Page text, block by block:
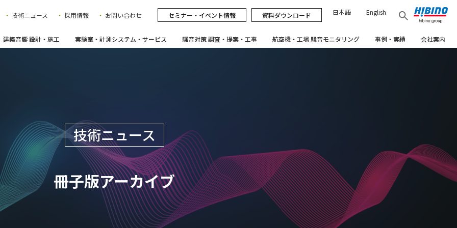
技術ニュース 採用情報 お問い合わせ セミナー・イベント情報 資料ダウンロード 日本語 English
建築音響 設計・施工 実験室・計測システム・サービス 騒音対策 調査・提案・工事 航空機・工場 騒音モニタリング 事例・実績 会社案内
技術ニュース
冊子版アーカイブ